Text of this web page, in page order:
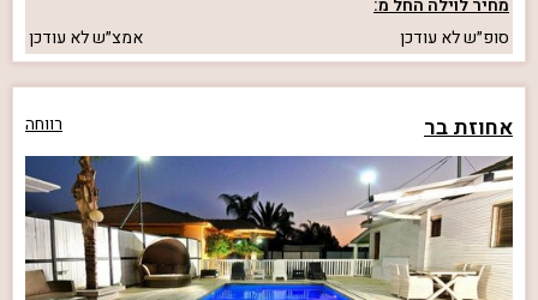
מחיר לוילה החל מ:
סופ״שלא עודכן אמצ״שלא עודכן
אחוזת בר רווחה